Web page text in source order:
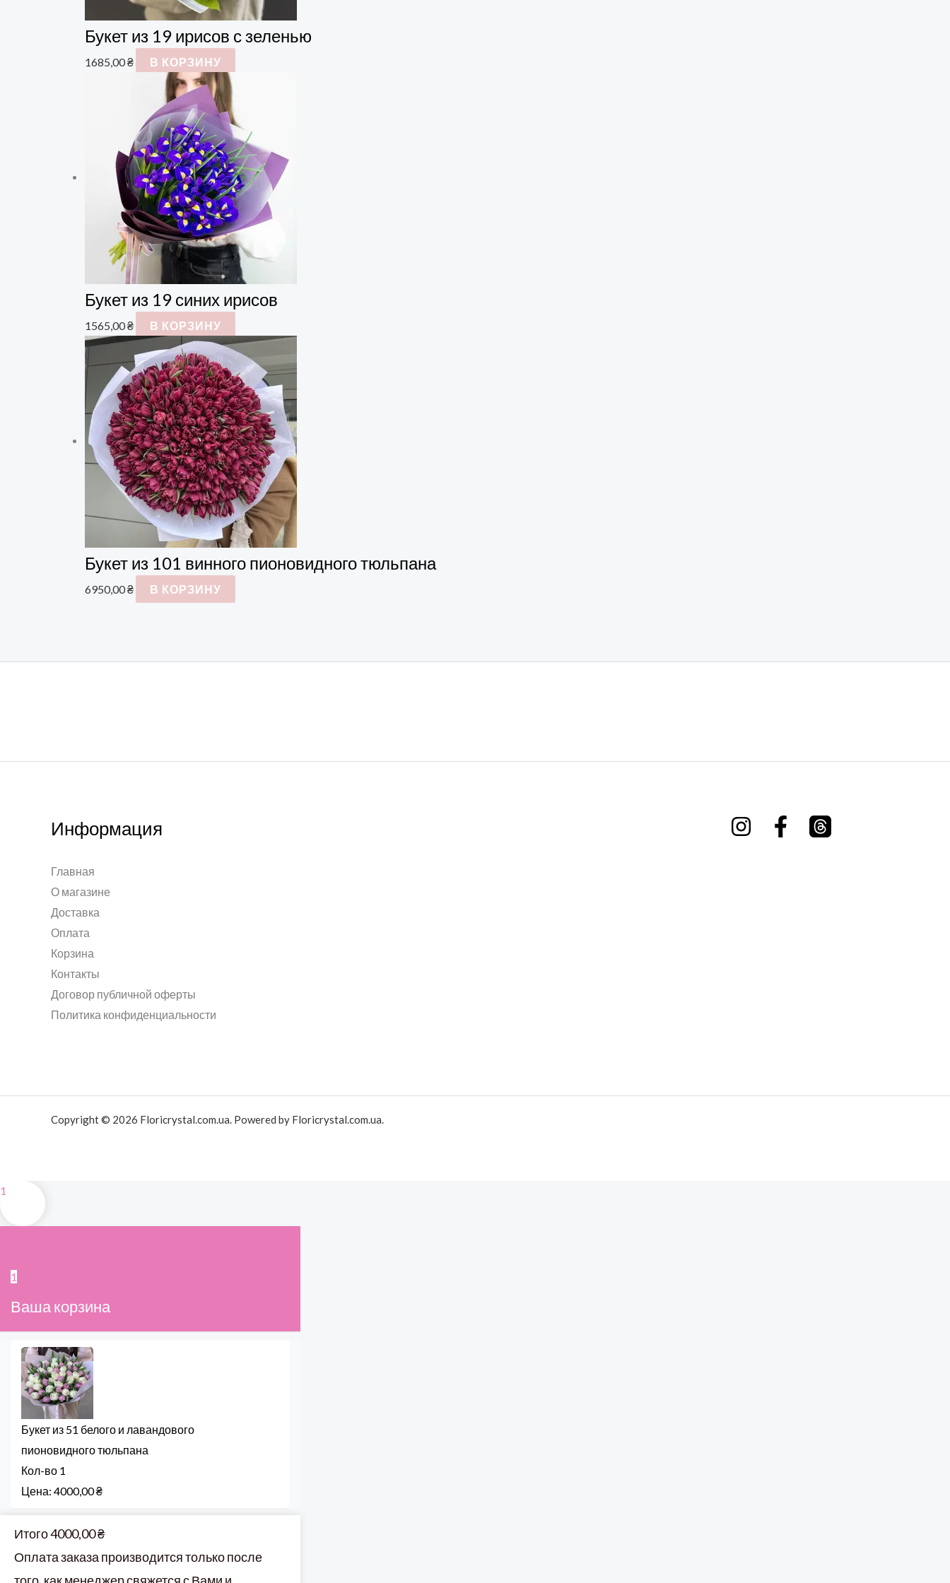
Букет из 19 ирисов с зеленью
1685,00₴ В КОРЗИНУ
Букет из 19 синих ирисов
1565,00₴ В КОРЗИНУ
Букет из 101 винного пионовидного тюльпана
6950,00₴ В КОРЗИНУ
Информация
Главная
О магазине
Доставка
Оплата
Корзина
Контакты
Договор публичной оферты
Политика конфиденциальности
Copyright © 2026 Floricrystal.com.ua. Powered by Floricrystal.com.ua.
1
1
Ваша корзина
Букет из 51 белого и лавандового
пионовидного тюльпана
Кол-во 1
Цена: 4000,00₴
Итого4000,00₴
Оплата заказа производится только после